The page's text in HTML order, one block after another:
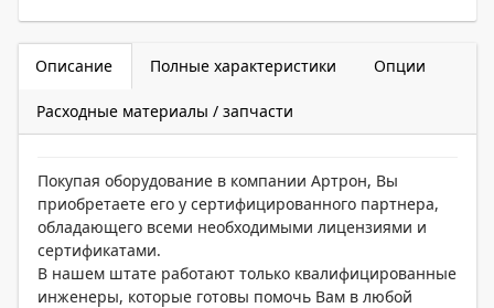
Описание Полные характеристики Опции
Расходные материалы / запчасти
Покупая оборудование в компании Артрон, Вы
приобретаете его у сертифицированного партнера,
обладающего всеми необходимыми лицензиями и
сертификатами.
В нашем штате работают только квалифицированные
инженеры, которые готовы помочь Вам в любой